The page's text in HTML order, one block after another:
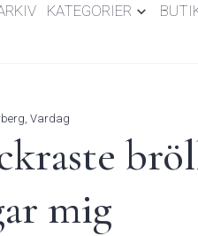
KATEGORIER
Vardag
mig